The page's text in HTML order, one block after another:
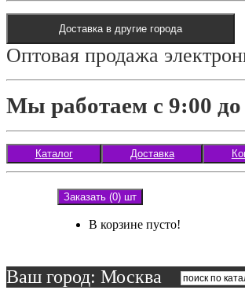
Доставка в другие города
Оптовая продажа
Мы работаем с 9:00 до
Каталог Доставка
Заказать (0) шт
В корзине пусто!
Ваш город: Москва